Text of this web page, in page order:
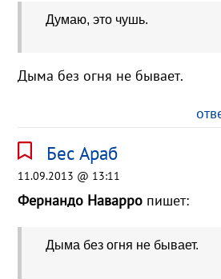
Думаю, это чушь.
Дыма без огня не бывает.
Бес Араб
11.09.2013 @ 13:11
Фернандо Наварро пишет:
Дыма без огня не бывает.